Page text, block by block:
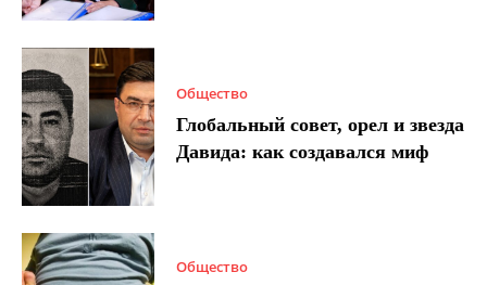
Общество
Глобальный совет, орел и звезда
Давида: как создавался миф
Общество